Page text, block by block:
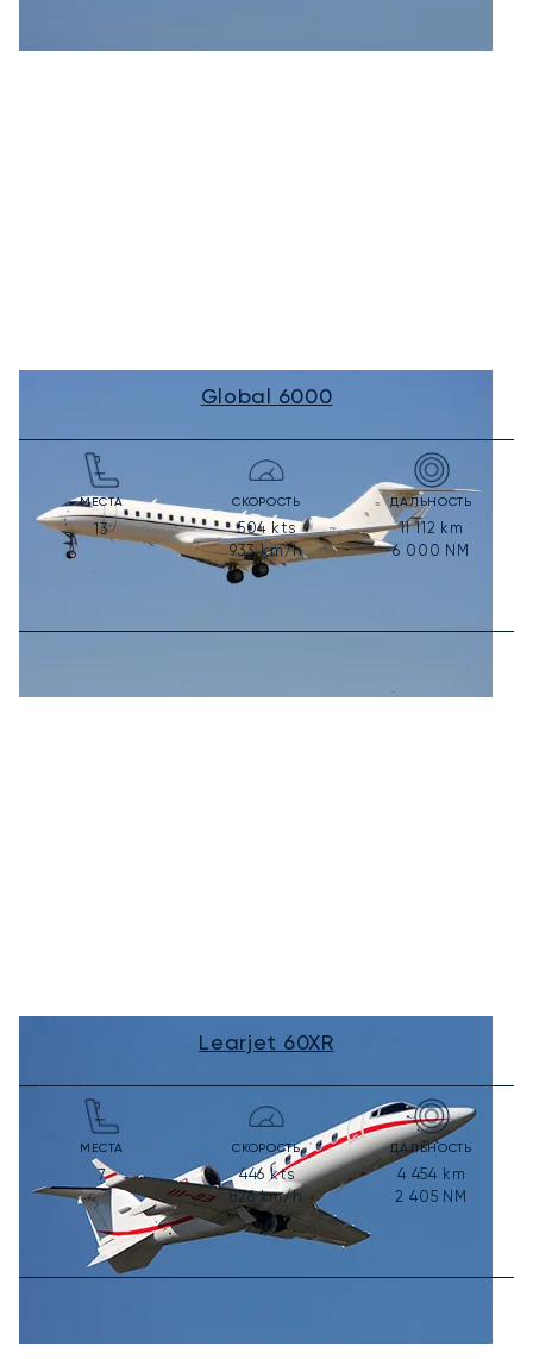
Global 6000
МЕСТА
13
СКОРОСТЬ
504 kts
933km/h
ДАЛЬНОСТЬ
11 112 km
6 000 NM
Learjet 60XR
МЕСТА
7
СКОРОСТЬ
446 kts
826km/h
ДАЛЬНОСТЬ
4 454 km
2 405 NM